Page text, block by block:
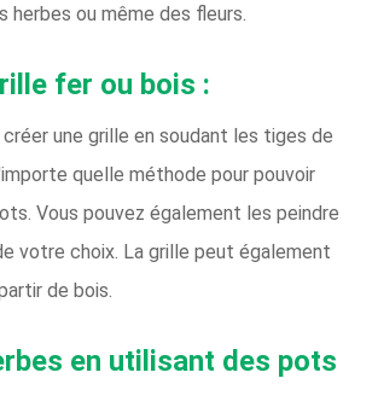
herbes ou même des fleurs.
fer ou bois :
une grille en soudant les tiges de
quelle méthode pour pouvoir
Vous pouvez également les peindre
votre choix. La grille peut également
de bois.
en utilisant des pots